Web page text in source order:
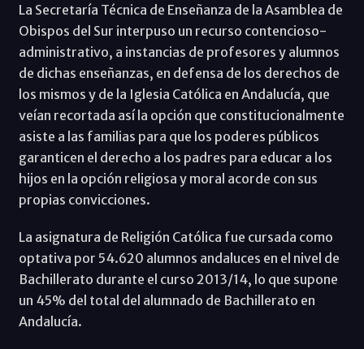
La Secretaría Técnica de Enseñanza de la Asamblea de
Obispos del Sur interpuso un recurso contencioso-
administrativo, a instancias de profesores y alumnos
de dichas enseñanzas, en defensa de los derechos de
los mismos y de la Iglesia Católica en Andalucía, que
veían recortada así la opción que constitucionalmente
asiste a las familias para que los poderes públicos
garanticen el derecho a los padres para educar a los
hijos en la opción religiosa y moral acorde con sus
propias convicciones.
La asignatura de Religión Católica fue cursada como
optativa por 54.620 alumnos andaluces en el nivel de
Bachillerato durante el curso 2013/14, lo que supone
un 45% del total del alumnado de Bachillerato en
Andalucía.